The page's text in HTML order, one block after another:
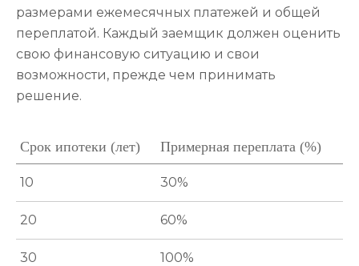
размерами ежемесячных платежей и общей
переплатой. Каждый заемщик должен оценить
свою финансовую ситуацию и свои
возможности, прежде чем принимать
решение.
Срок ипотеки (лет) Примерная переплата (%)
10 30%
20 60%
30 100%